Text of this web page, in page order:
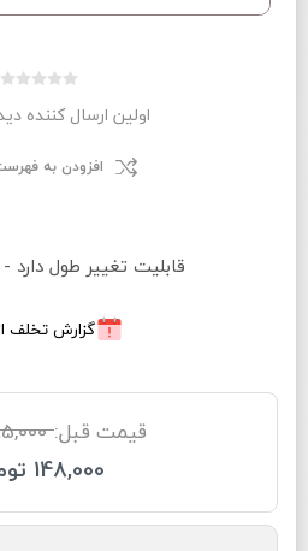
اولین ارسال کننده
افزودن به
قابلیت تغییر طول دارد -
گزارش تخلف
قیمت قبل: 195,000
148,000 تومان